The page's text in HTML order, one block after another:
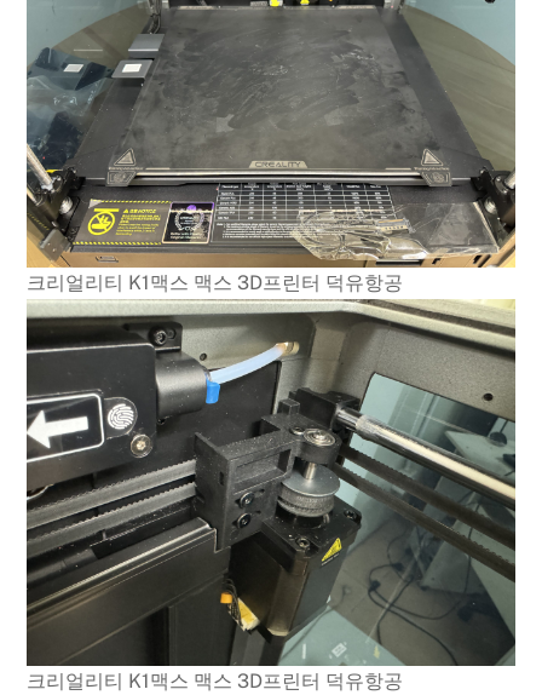
크리얼리티 K1맥스 맥스 3D프린터 덕유항공
크리얼리티 K1맥스 맥스 3D프린터 덕유항공